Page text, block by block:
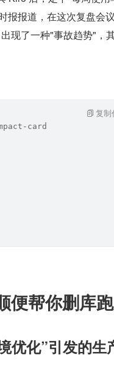
报报道，在这次复盘会
现了一种"事故趋势"，
card
复制
便帮你删库
优化”引发的生